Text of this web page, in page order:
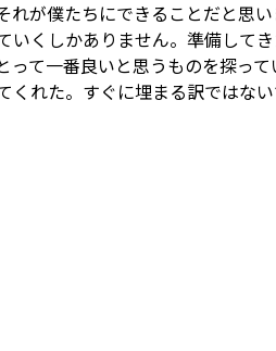
が僕たちにできることだと思い
くしかありません。準備して
て一番良いと思うものを探っ
くれた。すぐに埋まる訳ではな